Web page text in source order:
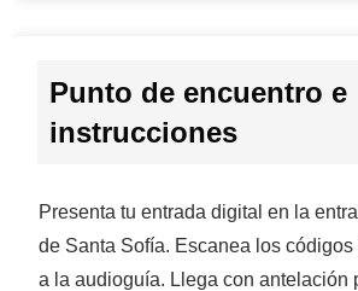
Punto de encuentro e
instrucciones
Presenta tu entrada digital en la
de Santa Sofía. Escanea los
a la audioguía. Llega con antelación